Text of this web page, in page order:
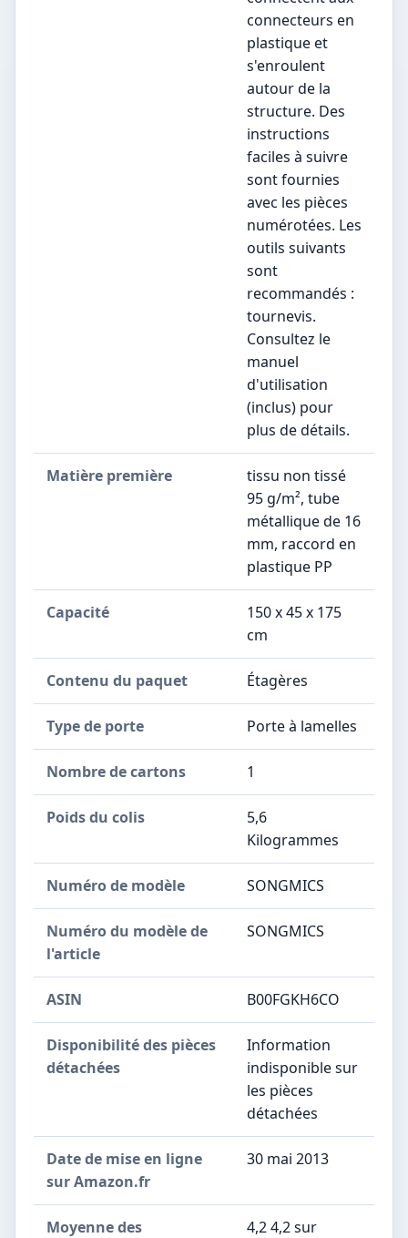
connecteurs en
plastique et
s'enroulent
autour de la
structure. Des
instructions
faciles à suivre
sont fournies
avec les pièces
numérotées. Les
outils suivants
sont
recommandés :
tournevis.
Consultez le
manuel
d'utilisation
(inclus) pour
plus de détails.
Matière première
‎tissu non tissé
95 g/m², tube
métallique de 16
mm, raccord en
plastique PP
Capacité
‎150 x 45 x 175
cm
Contenu du paquet ‎Étagères
Type de porte ‎Porte à lamelles
Nombre de cartons ‎1
Poids du colis
‎5,6
Kilogrammes
Numéro de modèle ‎SONGMICS
Numéro du modèle de
l'article
‎SONGMICS
ASIN ‎B00FGKH6CO
Disponibilité des pièces
détachées
‎Information
indisponible sur
les pièces
détachées
Date de mise en ligne
sur Amazon.fr
30 mai 2013
Moyenne des
4,2 4,2 sur